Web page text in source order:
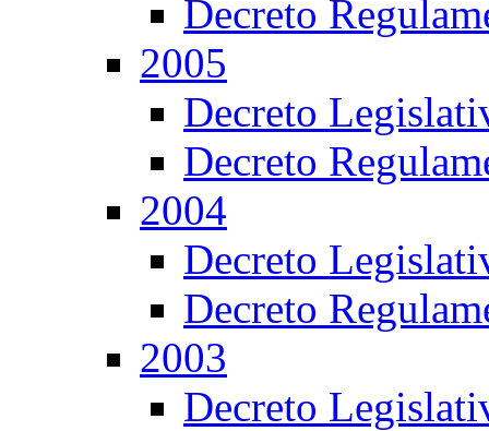
Decreto
2005
Decreto
Decreto
2004
Decreto
Decreto
2003
Decreto